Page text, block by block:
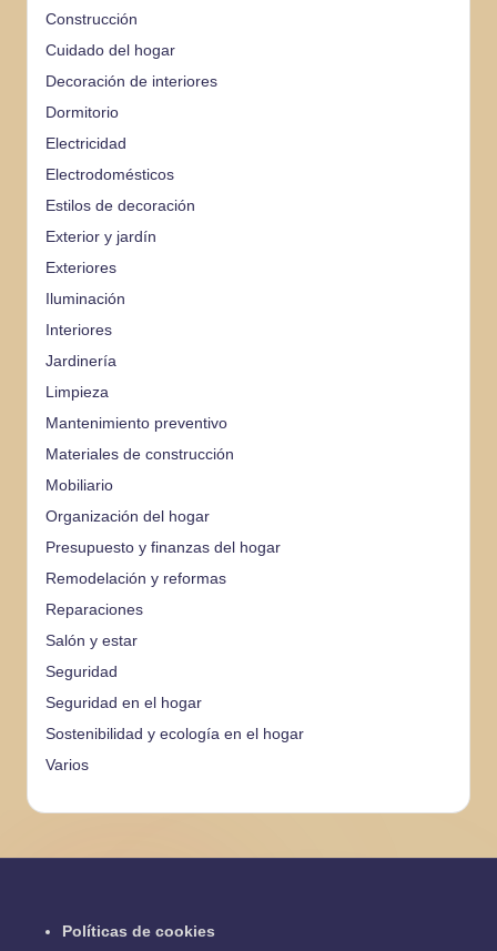
Construcción
Cuidado del hogar
Decoración de interiores
Dormitorio
Electricidad
Electrodomésticos
Estilos de decoración
Exterior y jardín
Exteriores
Iluminación
Interiores
Jardinería
Limpieza
Mantenimiento preventivo
Materiales de construcción
Mobiliario
Organización del hogar
Presupuesto y finanzas del hogar
Remodelación y reformas
Reparaciones
Salón y estar
Seguridad
Seguridad en el hogar
Sostenibilidad y ecología en el hogar
Varios
Políticas de cookies